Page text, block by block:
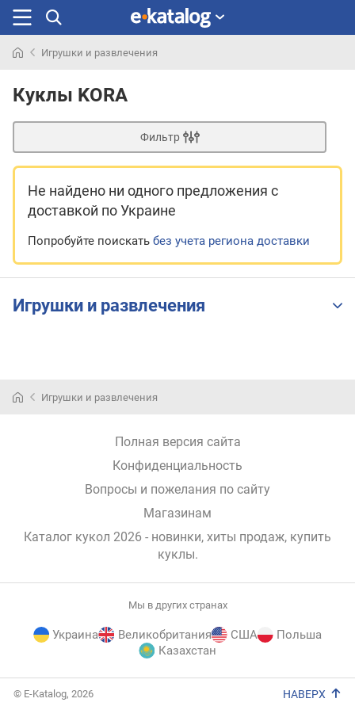
раньше
Игрушки и развлечения
Куклы KORA
Фильтр
Не найдено ни одного предложения с
доставкой по Украине
Попробуйте поискать без учета региона доставки
Игрушки и развлечения
Игрушки и развлечения
Полная версия сайта
Конфиденциальность
Вопросы и пожелания по сайту
Магазинам
Каталог кукол 2026 - новинки, хиты продаж, купить
куклы.
Мы в других странах
Украина Великобритания США
Польша
Казахстан
© E-Katalog, 2026 НАВЕРХ